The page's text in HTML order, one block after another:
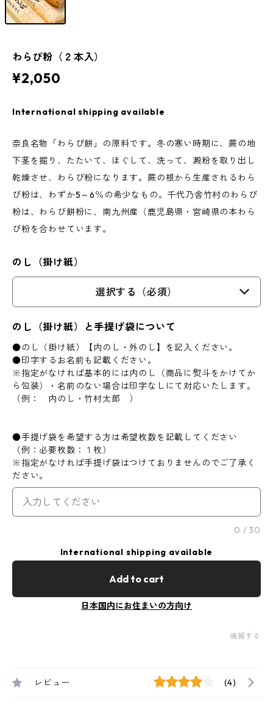
わらび粉（２本入）
¥2,050
International shipping available
奈良名物「わらび餅」の原料です。冬の寒い時期に、蕨の地
下茎を掘り、たたいて、ほぐして、洗って、澱粉を取り出し
乾燥させ、わらび粉になります。蕨の根から生産されるわら
び粉は、わずか5～6％の希少なもの。千代乃舎竹村のわらび
粉は、わらび餅粉に、南九州産（鹿児島県・宮崎県の本わら
び粉を合わせています。
のし（掛け紙）
選択する（必須）
のし（掛け紙）と手提げ袋について
●のし（掛け紙）【内のし・外のし】を記入ください。
●印字するお名前も記載ください。
※指定がなければ基本的には内のし（商品に熨斗をかけてか
ら包装）・名前のない場合は印字なしにて対応いたします。
（例： 内のし・竹村太郎 ）
●手提げ袋を希望する方は希望枚数を記載してください
（例：必要枚数：１枚）
※指定がなければ手提げ袋はつけておりませんのでご了承く
ださい。
0 / 30
International shipping available
Add to cart
日本国内にお住まいの方向け
通報する
レビュー (4)